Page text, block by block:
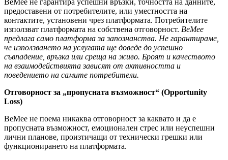
BeMee не гарантира успешни връзки, точността на данните,
предоставени от потребителите, или уместността на
контактите, установени чрез платформата. Потребителите
използват платформата на собствена отговорност. BeMee
предлага само платформа за запознанства. Не гарантираме,
че използването на услугата ще доведе до успешно
съвпадение, връзка или среща на живо. Броят и качеството
на взаимодействията зависят от активността и
поведението на самите потребители.
Отговорност за „пропусната възможност“ (Opportunity
Loss)
BeMee не поема никаква отговорност за каквато и да е
пропусната възможност, емоционален стрес или неуспешни
лични планове, произтичащи от технически грешки или
функционирането на платформата.